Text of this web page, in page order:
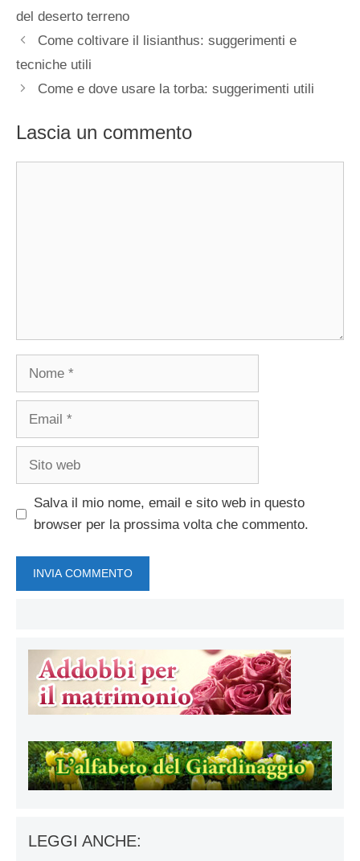
del deserto terreno
Come coltivare il lisianthus: suggerimenti e
tecniche utili
Come e dove usare la torba: suggerimenti utili
Lascia un commento
Nome
Email
Sito
Salva il mio nome, email e sito web in questo
browser per la prossima volta che commento.
LEGGI ANCHE: